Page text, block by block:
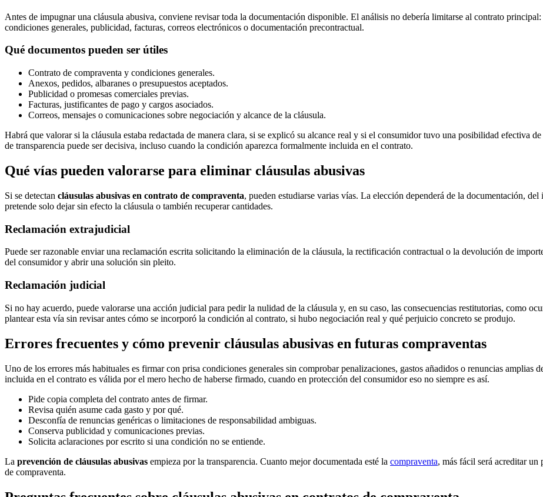
Antes de impugnar una cláusula abusiva, conviene revisar toda la documentación disponible. El análisis no debería limitarse al contrato principal:
condiciones generales, publicidad, facturas, correos electrónicos o documentación precontractual.
Qué documentos pueden ser útiles
Contrato de compraventa y condiciones generales.
Anexos, pedidos, albaranes o presupuestos aceptados.
Publicidad o promesas comerciales previas.
Facturas, justificantes de pago y cargos asociados.
Correos, mensajes o comunicaciones sobre negociación y alcance de la cláusula.
Habrá que valorar si la cláusula estaba redactada de manera clara, si se explicó su alcance real y si el consumidor tuvo una posibilidad efectiva
de transparencia puede ser decisiva, incluso cuando la condición aparezca formalmente incluida en el contrato.
Qué vías pueden valorarse para eliminar cláusulas abusivas
Si se detectan cláusulas abusivas en contrato de compraventa, pueden estudiarse varias vías. La elección dependerá de la documentación,
pretende solo dejar sin efecto la cláusula o también recuperar cantidades.
Reclamación extrajudicial
Puede ser razonable enviar una reclamación escrita solicitando la eliminación de la cláusula, la rectificación contractual o la devolución de
del consumidor y abrir una solución sin pleito.
Reclamación judicial
Si no hay acuerdo, puede valorarse una acción judicial para pedir la nulidad de la cláusula y, en su caso, las consecuencias restitutorias, como
plantear esta vía sin revisar antes cómo se incorporó la condición al contrato, si hubo negociación real y qué perjuicio concreto se produjo.
Errores frecuentes y cómo prevenir cláusulas abusivas en futuras compraventas
Uno de los errores más habituales es firmar con prisa condiciones generales sin comprobar penalizaciones, gastos añadidos o renuncias amplias
incluida en el contrato es válida por el mero hecho de haberse firmado, cuando en protección del consumidor eso no siempre es así.
Pide copia completa del contrato antes de firmar.
Revisa quién asume cada gasto y por qué.
Desconfía de renuncias genéricas o limitaciones de responsabilidad ambiguas.
Conserva publicidad y comunicaciones previas.
Solicita aclaraciones por escrito si una condición no se entiende.
La prevención de cláusulas abusivas empieza por la transparencia. Cuanto mejor documentada esté la compraventa, más fácil será acreditar un
de compraventa.